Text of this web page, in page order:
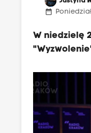
date_range
W niedzielę